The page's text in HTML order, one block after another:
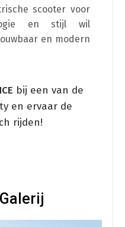
scooter voor
en stijl wil
en modern
bij een van de
en ervaar de
rijden!